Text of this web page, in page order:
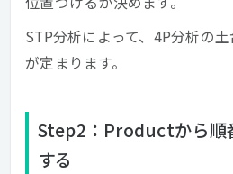
STP分析によって、4P分析の
が定まります。
Step2：Productから順
する